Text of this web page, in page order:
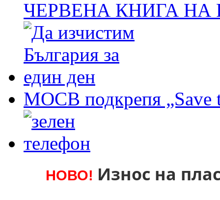
ЧЕРВЕНА КНИГА НА
МОСВ подкрепя „Save
НОВО! Износ на